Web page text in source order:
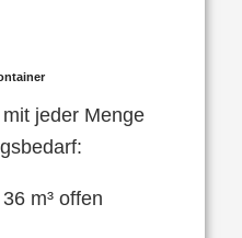
jeder Menge
m³ offen